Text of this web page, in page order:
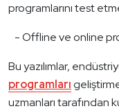
programlarını test
- Offline ve online
Bu yazılımlar,
programları
uzmanları tarafından